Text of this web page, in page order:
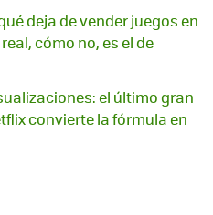
deja de vender juegos en
cómo no, es el de
el último gran
convierte la fórmula en